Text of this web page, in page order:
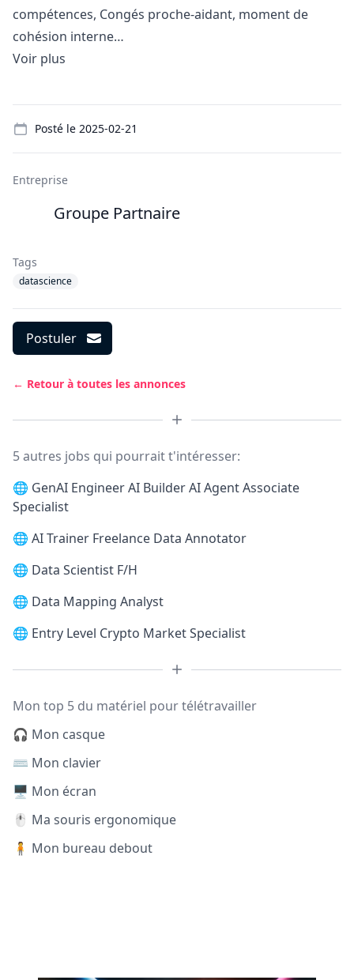
compétences, Congés proche-aidant, moment de
cohésion interne…
Voir plus
Posté le 2025-02-21
Entreprise
Groupe Partnaire
Tags
datascience
Postuler
← Retour à toutes les annonces
5 autres jobs qui pourrait t'intéresser:
🌐 GenAI Engineer AI Builder AI Agent Associate
Specialist
🌐 AI Trainer Freelance Data Annotator
🌐 Data Scientist F/H
🌐 Data Mapping Analyst
🌐 Entry Level Crypto Market Specialist
Mon top 5 du matériel pour télétravailler
🎧 Mon casque
⌨️ Mon clavier
🖥️ Mon écran
🖱️ Ma souris ergonomique
🧍 Mon bureau debout